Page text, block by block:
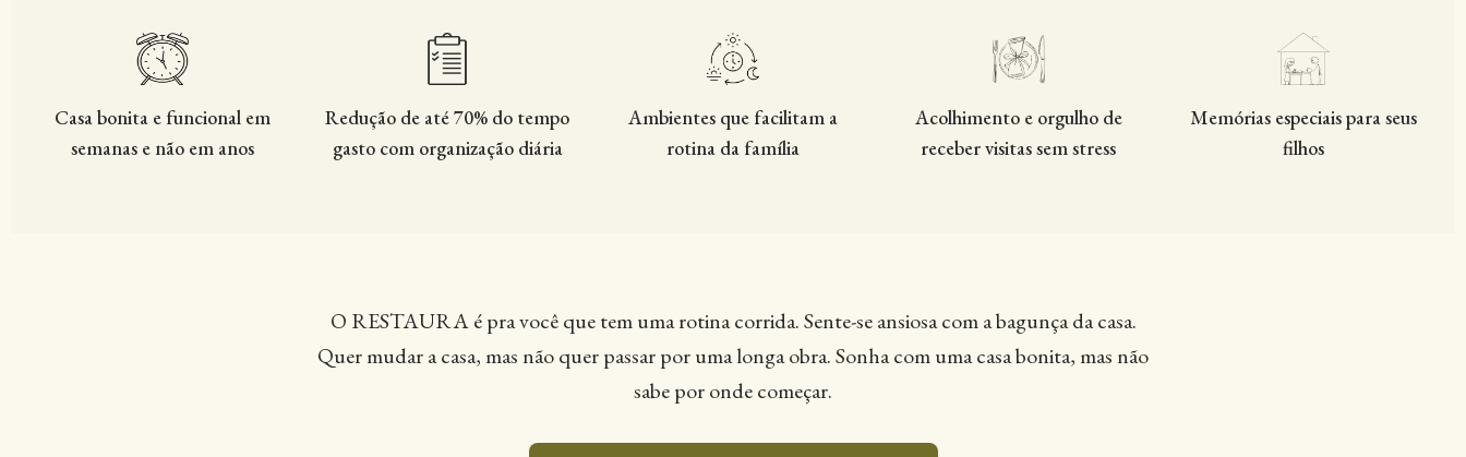
Casa bonita e funcional em
semanas e não em anos
Redução de até 70% do tempo
gasto com organização diária
Ambientes que facilitam a
rotina da família
Acolhimento e orgulho de
receber visitas sem stress
Memórias especiais para seus
filhos
O RESTAURA é pra você que tem uma rotina corrida. Sente-se ansiosa com a bagunça da casa.
Quer mudar a casa, mas não quer passar por uma longa obra. Sonha com uma casa bonita, mas não
sabe por onde começar.